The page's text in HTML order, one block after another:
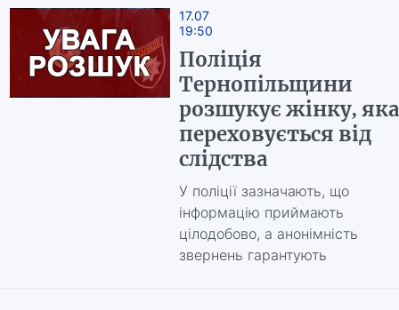
17.07
19:50
Поліція
Тернопільщини
розшукує жінку, яка
переховується від
слідства
У поліції зазначають, що
інформацію приймають
цілодобово, а анонімність
звернень гарантують